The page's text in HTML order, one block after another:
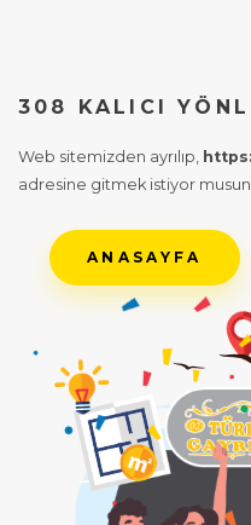
308 KALICI
Web sitemizden ayrılıp,
adresine gitmek istiyor
ANASAYFA